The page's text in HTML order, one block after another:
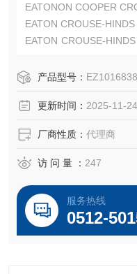
EATONON COOPER
EATON CROUSE-
EATON CROUSE-
EATON CROUSE-
产品型号：
更新时间： 2025-11-24
厂商性质： 代理商
访 问 量 ： 247
服务热线
0512-